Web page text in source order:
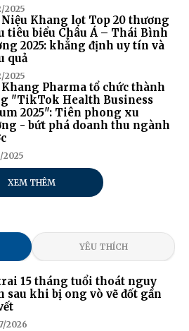
2025
Khang lọt Top 20 thương
tiêu biểu Châu Á – Thái Bình
2025: khẳng định uy tín và
quả
2025
Pharma tổ chức thành
"TikTok Health Business
2025": Tiên phong xu
- bứt phá doanh thu ngành
2025
XEM THÊM
YÊU THÍCH
15 tháng tuổi thoát nguy
sau khi bị ong vò vẽ đốt gần
2026